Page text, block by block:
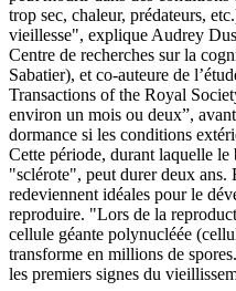
trop sec, chaleur, prédateurs,
vieillesse", explique Audrey
Centre de recherches sur la
Sabatier), et co-auteure de
Transactions of the Royal
environ un mois ou deux”,
dormance si les conditions
Cette période, durant laquelle le
"sclérote", peut durer deux ans.
redeviennent idéales pour le
reproduire. "Lors de la
cellule géante polynucléée
transforme en millions de
les premiers signes du